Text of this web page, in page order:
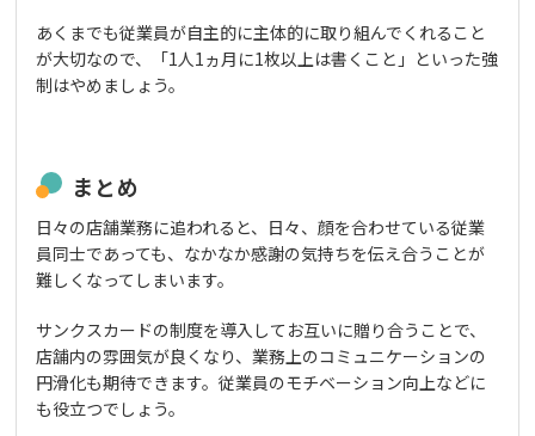
あくまでも従業員が自主的に主体的に取り組んでくれること
が大切なので、「1人1ヵ月に1枚以上は書くこと」といった強
制はやめましょう。
まとめ
日々の店舗業務に追われると、日々、顔を合わせている従業
員同士であっても、なかなか感謝の気持ちを伝え合うことが
難しくなってしまいます。
サンクスカードの制度を導入してお互いに贈り合うことで、
店舗内の雰囲気が良くなり、業務上のコミュニケーションの
円滑化も期待できます。従業員のモチベーション向上などに
も役立つでしょう。